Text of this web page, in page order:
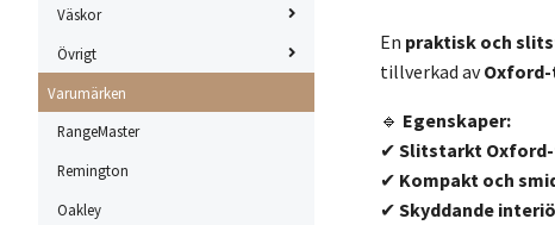
Väskor
Övrigt
Varumärken
RangeMaster
Remington
Oakley
En praktisk och
tillverkad av
🔹 Egenskaper:
✔ Slitstarkt
✔ Kompakt och
✔ Skyddande